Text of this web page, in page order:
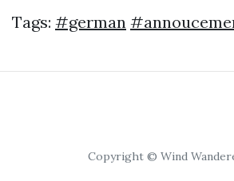
Tags: #german
Copyright © Wind